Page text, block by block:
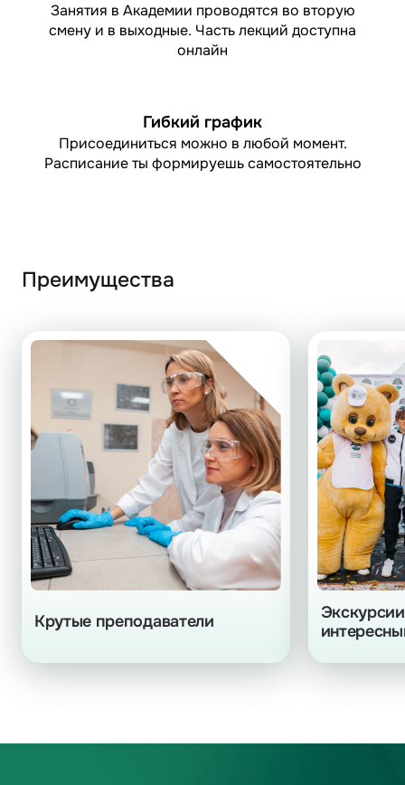
Занятия в Академии проводятся во вторую
смену и в выходные. Часть лекций доступна
онлайн
Гибкий график
Присоединиться можно в любой момент.
Расписание ты формируешь самостоятельно
Преимущества
Крутые преподаватели